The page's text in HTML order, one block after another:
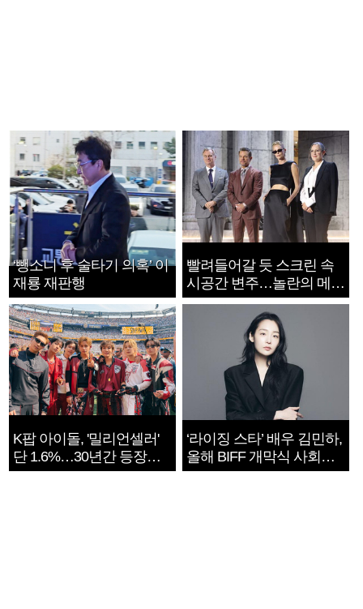
‘뺑소니 후 술타기 의혹’ 이
재룡 재판행
빨려들어갈 듯 스크린 속
시공간 변주…놀란의 메시
지는 ‘전쟁 속죄’
K팝 아이돌, '밀리언셀러'
단 1.6%…30년간 등장
1182개팀 전수조사
‘라이징 스타’ 배우 김민하,
올해 BIFF 개막식 사회자
확정